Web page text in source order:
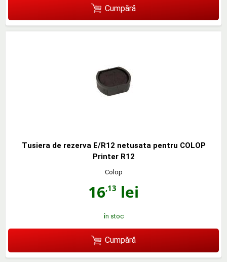
Cumpără
Tusiera de rezerva E/R12 netusata pentru COLOP
Printer R12
Colop
16,13 lei
în stoc
Cumpără